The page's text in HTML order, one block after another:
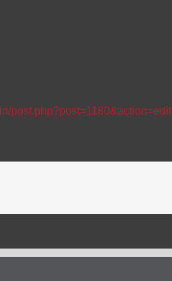
post.php?post=1180&action=edit